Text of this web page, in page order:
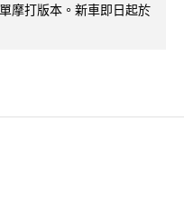
摩打版本。新車即日起於